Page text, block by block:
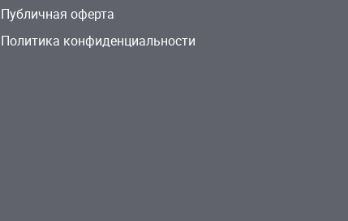
Публичная оферта
Политика конфиденциальности